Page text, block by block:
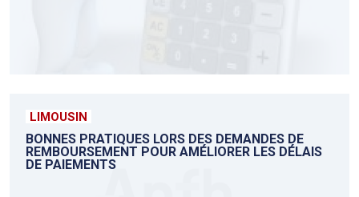
LIMOUSIN
BONNES PRATIQUES LORS DES DEMANDES DE
REMBOURSEMENT POUR AMÉLIORER LES DÉLAIS
DE PAIEMENTS